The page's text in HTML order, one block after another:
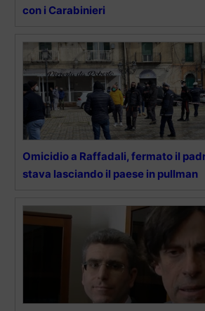
con i Carabinieri
Omicidio a Raffadali, fermato il
stava lasciando il paese in pullman